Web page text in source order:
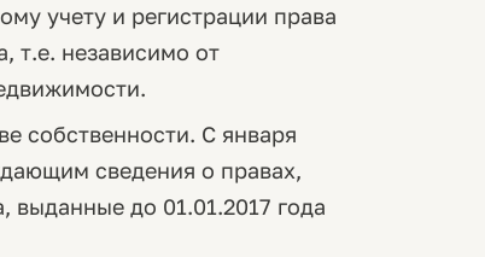
учету и регистрации права
т.е. независимо от
собственности. С января
сведения о правах,
выданные до 01.01.2017 года